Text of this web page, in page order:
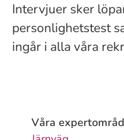
Intervjuer sker
personlighetstest
ingår i alla våra
Våra